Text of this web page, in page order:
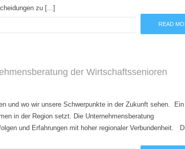
zu [...]
READ
der Wirtschaftssenioren
und wo wir unsere Schwerpunkte in der Zukunft sehen. Ein
in der Region setzt. Die Unternehmensberatung
und Erfahrungen mit hoher regionaler Verbundenheit.